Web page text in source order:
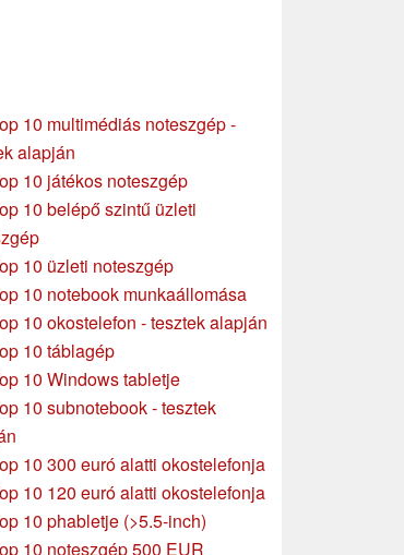
10 multimédiás noteszgép -
alapján
10 játékos noteszgép
10 belépő szintű üzleti
10 üzleti noteszgép
10 notebook munkaállomása
10 okostelefon - tesztek alapján
10 táblagép
10 Windows tabletje
10 subnotebook - tesztek
10 300 euró alatti okostelefonja
10 120 euró alatti okostelefonja
10 phabletje (>5.5-inch)
10 noteszgép 500 EUR